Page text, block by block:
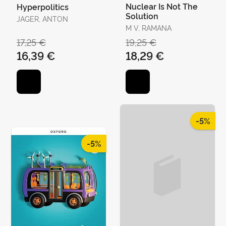
Hyperpolitics
JAGER, ANTON
17,25 €
16,39 €
Nuclear Is Not The
Solution
M V, RAMANA
19,25 €
18,29 €
-5%
-5%